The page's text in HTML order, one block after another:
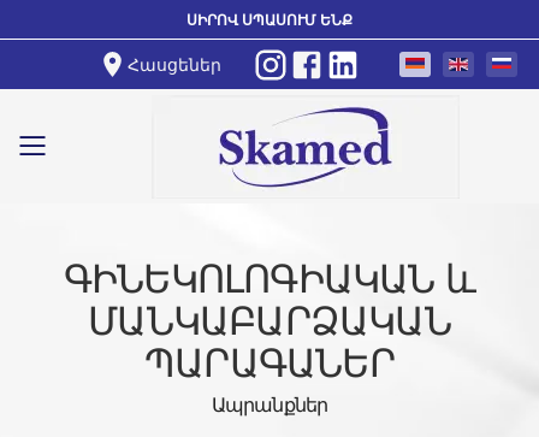
ՍԻՐՈՎ ՍՊԱՍՈՒՄ ԵՆՔ
Հասցեներ
Toggle mobile menu
ԳԻՆԵԿՈԼՈԳԻԱԿԱՆ և
ՄԱՆԿԱԲԱՐՁԱԿԱՆ
ՊԱՐԱԳԱՆԵՐ
Ապրանքներ